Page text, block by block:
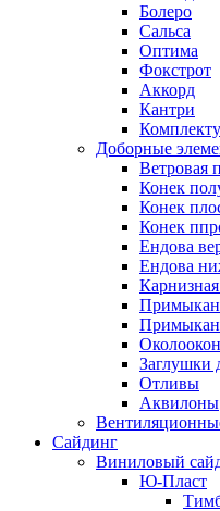
Болеро
Сальса
Оптима
Фокстрот
Аккорд
Кантри
Доборные
Ветровая
Конек
Конек
Конек
Ендова
Ендова
Заглушки
Отливы
Аквилоны
Сайдинг
Виниловый
Ю-Пласт